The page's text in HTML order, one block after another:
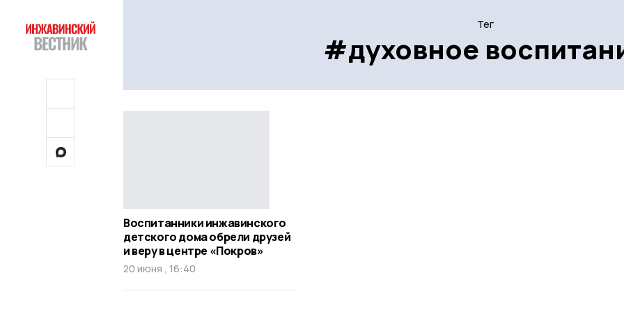
Тег
#духовное
Воспитанники инжавинского
детского дома обрели друзей
и веру в центре «Покров»
20 июня , 16:40